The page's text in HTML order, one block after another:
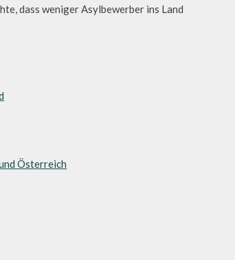
dass weniger Asylbewerber ins Land
Österreich